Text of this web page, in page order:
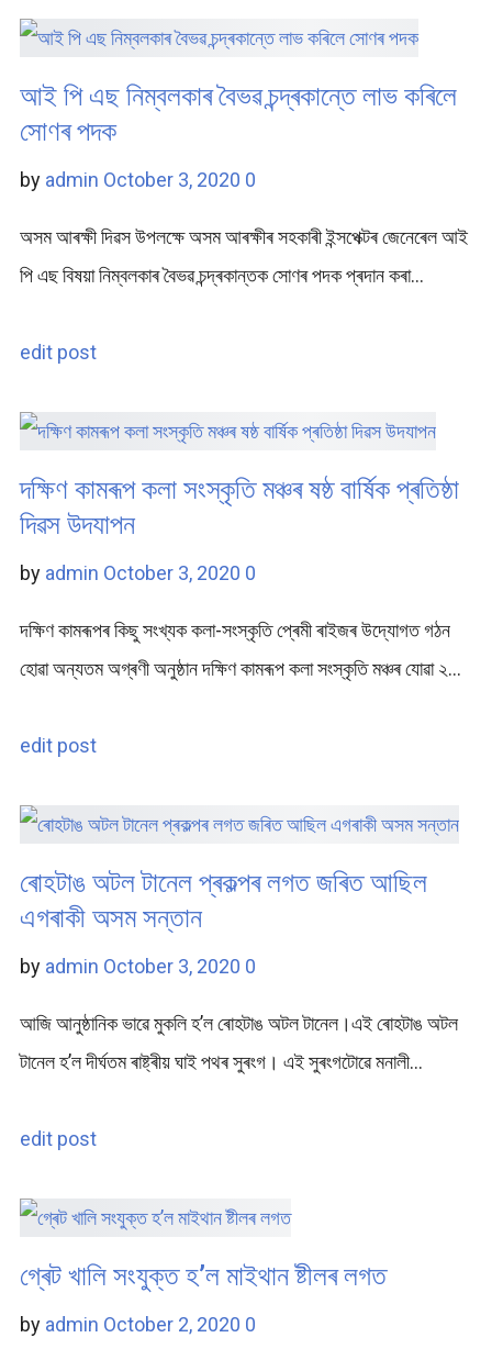
আই পি এছ নিম্বলকাৰ বৈভৱ চন্দ্ৰকান্তে লাভ কৰিলে
সোণৰ পদক
by admin October 3, 2020 0
অসম আৰক্ষী দিৱস উপলক্ষে অসম আৰক্ষীৰ সহকাৰী ইন্সপেক্টৰ জেনেৰেল আই
পি এছ বিষয়া নিম্বলকাৰ বৈভৱ চন্দ্ৰকান্তক সোণৰ পদক প্ৰদান কৰা…
edit post
দক্ষিণ কামৰূপ কলা সংস্কৃতি মঞ্চৰ ষষ্ঠ বাৰ্ষিক প্ৰতিষ্ঠা
দিৱস উদযাপন
by admin October 3, 2020 0
দক্ষিণ কামৰূপৰ কিছু সংখ্যক কলা-সংস্কৃতি প্ৰেমী ৰাইজৰ উদ্যোগত গঠন
হোৱা অন্যতম অগ্ৰণী অনুষ্ঠান দক্ষিণ কামৰূপ কলা সংস্কৃতি মঞ্চৰ যোৱা ২…
edit post
ৰোহটাঙ অটল টানেল প্ৰকল্পৰ লগত জৰিত আছিল
এগৰাকী অসম সন্তান
by admin October 3, 2020 0
আজি আনুষ্ঠানিক ভাৱে মুকলি হ’ল ৰোহটাঙ অটল টানেল।এই ৰোহটাঙ অটল
টানেল হ’ল দীৰ্ঘতম ৰাষ্ট্ৰীয় ঘাই পথৰ সুৰংগ। এই সুৰংগটোৱে মনালী…
edit post
গ্ৰেট খালি সংযুক্ত হ’ল মাইথান ষ্টীলৰ লগত
by admin October 2, 2020 0